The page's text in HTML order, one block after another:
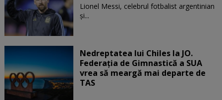
Lionel Messi, celebrul fotbalist argentinian
și...
Nedreptatea lui Chiles la JO.
Federația de Gimnastică a SUA
vrea să meargă mai departe de
TAS